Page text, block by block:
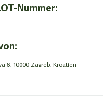
Nummer:
6, 10000 Zagreb, Kroatien